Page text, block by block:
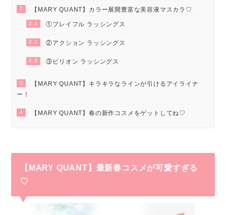
2 【MARY QUANT】カラー展開豊富な美容液マスカラ♡
2.1 ①プレイフル ラッシングス
2.2 ②アクション ラッシングス
2.3 ③ビリオン ラッシングス
3
【MARY QUANT】キラキラなラインが引けるアイライナ
ー！
4 【MARY QUANT】春の新作コスメをゲットしてね♡
【MARY QUANT】最新春コスメが可愛すぎる
♡